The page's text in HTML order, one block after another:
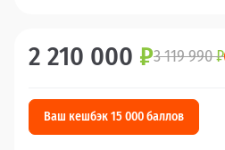
2 210 000 ₽3 119 990₽
Ваш кешбэк 15 000 баллов